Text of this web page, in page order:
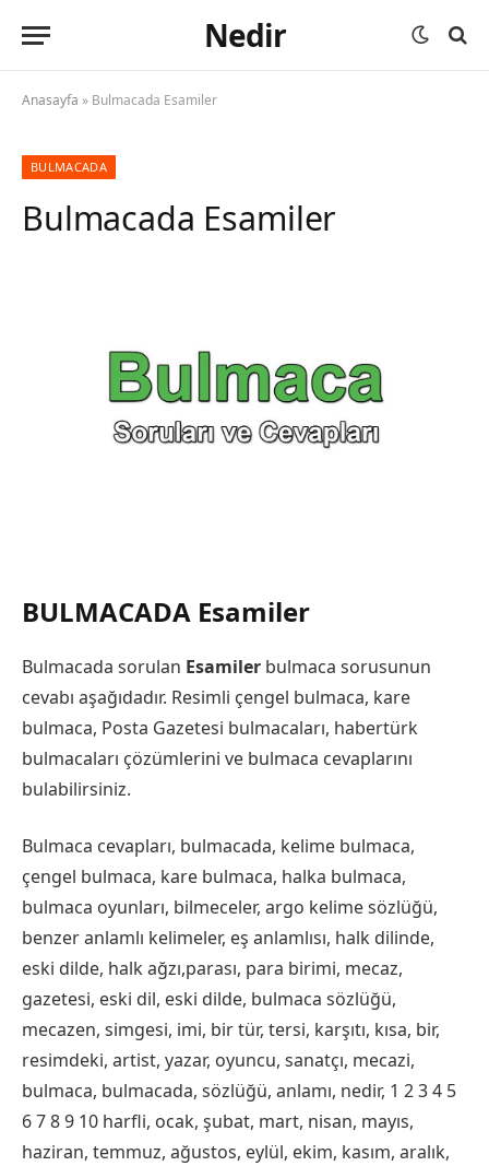
Nedir
Anasayfa » Bulmacada Esamiler
BULMACADA
Bulmacada Esamiler
BULMACADA Esamiler
Bulmacada sorulan Esamiler bulmaca sorusunun
cevabı aşağıdadır. Resimli çengel bulmaca, kare
bulmaca, Posta Gazetesi bulmacaları, habertürk
bulmacaları çözümlerini ve bulmaca cevaplarını
bulabilirsiniz.
Bulmaca cevapları, bulmacada, kelime bulmaca,
çengel bulmaca, kare bulmaca, halka bulmaca,
bulmaca oyunları, bilmeceler, argo kelime sözlüğü,
benzer anlamlı kelimeler, eş anlamlısı, halk dilinde,
eski dilde, halk ağzı,parası, para birimi, mecaz,
gazetesi, eski dil, eski dilde, bulmaca sözlüğü,
mecazen, simgesi, imi, bir tür, tersi, karşıtı, kısa, bir,
resimdeki, artist, yazar, oyuncu, sanatçı, mecazi,
bulmaca, bulmacada, sözlüğü, anlamı, nedir, 1 2 3 4 5
6 7 8 9 10 harfli, ocak, şubat, mart, nisan, mayıs,
haziran, temmuz, ağustos, eylül, ekim, kasım, aralık,